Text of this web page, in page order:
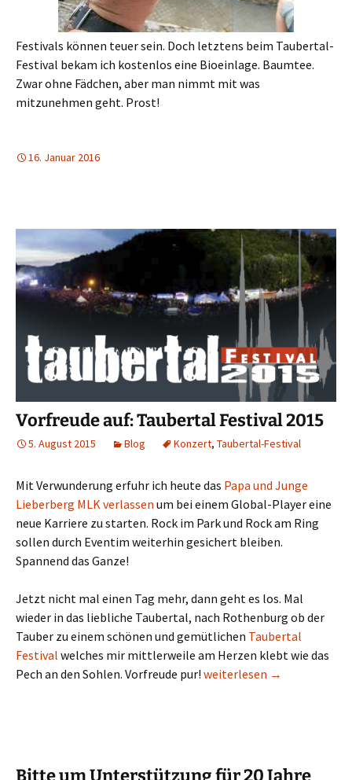
Festivals können teuer sein. Doch letztens beim Taubertal-
Festival bekam ich kostenlos eine Bioeinlage. Baumtee.
Zwar ohne Fädchen, aber man nimmt mit was
mitzunehmen geht. Prost!
16. Januar 2016
Vorfreude auf: Taubertal Festival 2015
5. August 2015 Blog Konzert, Taubertal-Festival
Mit Verwunderung erfuhr ich heute das Papa und Junge
Lieberberg MLK verlassen um bei einem Global-Player eine
neue Karriere zu starten. Rock im Park und Rock am Ring
sollen durch Eventim weiterhin gesichert bleiben.
Spannend das Ganze!
Jetzt nicht mal einen Tag mehr, dann geht es los. Mal
wieder in das liebliche Taubertal, nach Rothenburg ob der
Tauber zu einem schönen und gemütlichen Taubertal
Festival welches mir mittlerweile am Herzen klebt wie das
Pech an den Sohlen. Vorfreude pur! Vorfreude auf: Taubertal
weiterlesen →
Bitte um Unterstützung für 20 Jahre